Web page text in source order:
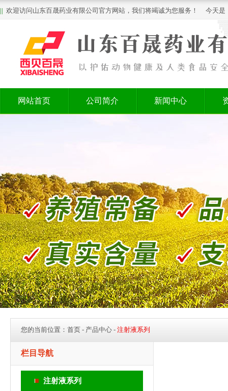
|| 欢迎访问山东百晟药业有限公司官方网站，我们将竭诚为您服务！ 今天是
网站首页 公司简介 新闻中心
您的当前位置： 首页 - 产品中心 - 注射液系列
栏目导航
注射液系列